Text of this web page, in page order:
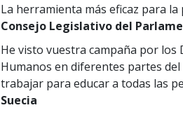
La herramienta más eficaz para
Consejo Legislativo del
He visto vuestra campaña por los
Humanos en diferentes partes
trabajar para educar a todas las
Suecia